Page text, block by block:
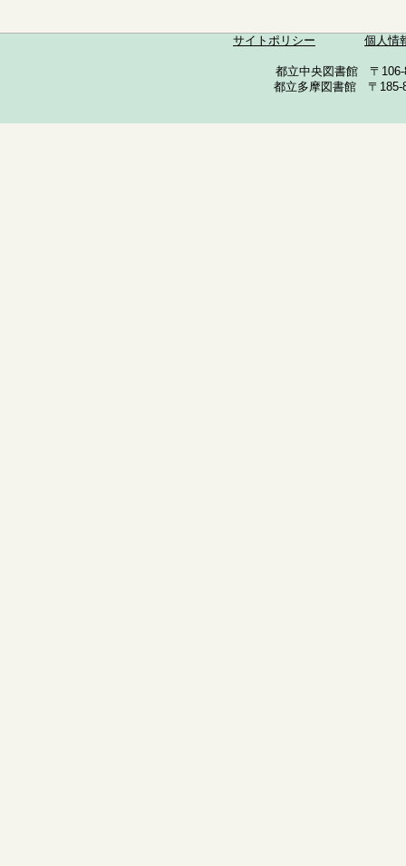
サイトポリシー 個人情
都立中央図書館 〒
都立多摩図書館 〒185-